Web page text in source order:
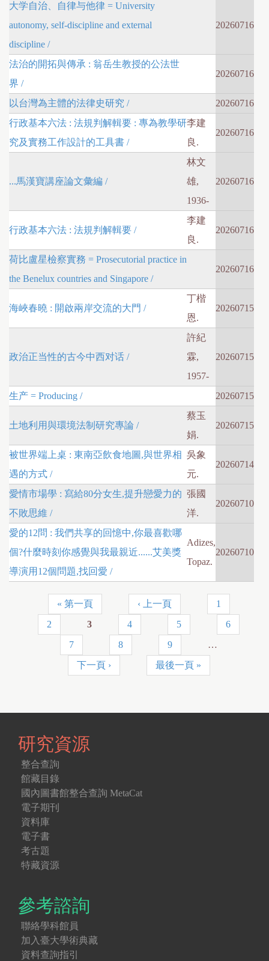
大学自治、自律与他律 = University
autonomy, self-discipline and external
discipline /
20260716
法治的開拓與傳承 : 翁岳生教授的公法世
界 /
20260716
以台灣為主體的法律史研究 /
20260716
行政基本六法 : 法規判解輯要 : 專為教學研
究及實務工作設計的工具書 /
李建
良.
20260716
...馬漢寶講座論文彙編 /
林文
雄,
1936-
20260716
行政基本六法 : 法規判解輯要 /
李建
良.
20260716
荷比盧星檢察實務 = Prosecutorial practice in
the Benelux countries and Singapore /
20260716
海峽春曉 : 開啟兩岸交流的大門 /
丁楷
恩.
20260715
政治正当性的古今中西对话 /
許紀
霖,
1957-
20260715
生产 = Producing / 20260715
土地利用與環境法制研究專論 /
蔡玉
娟.
20260715
被世界端上桌 : 東南亞飲食地圖,與世界相
遇的方式 /
吳象
元.
20260714
愛情市場學 : 寫給80分女生,提升戀愛力的
不敗思維 /
張國
洋.
20260710
愛的12問 : 我們共享的回憶中,你最喜歡哪
個?什麼時刻你感覺與我最親近......艾美獎
導演用12個問題,找回愛 /
Adizes,
Topaz.
20260710
« 第一頁 ‹ 上一頁
1
2
3 4 5
6
7
8 9
…
下一頁 ›
最後一頁 »
研究資源
整合查詢
館藏目錄
國內圖書館整合查詢 MetaCat
電子期刊
資料庫
電子書
考古題
特藏資源
參考諮詢
聯絡學科館員
加入臺大學術典藏
資料查詢指引